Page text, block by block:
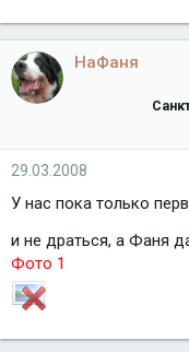
НаФаня
29.03.2008
У нас пока только
и не драться, а Фаня
Фото 1